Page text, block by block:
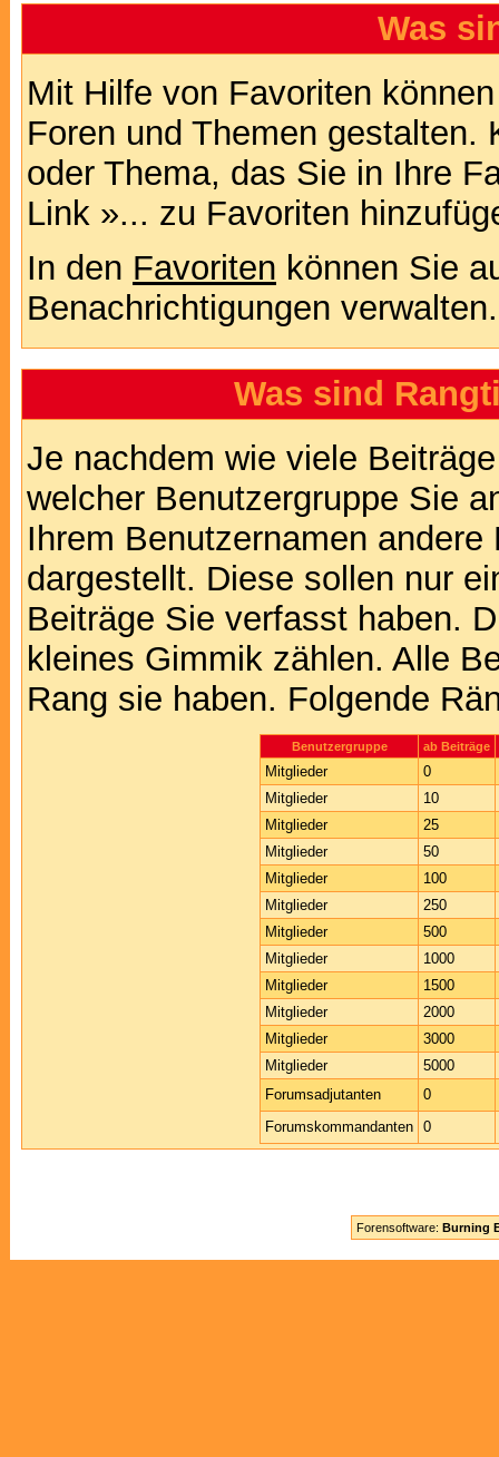
Was
Mit Hilfe von Favoriten
Foren und Themen
oder Thema, das Sie in Ihre
Link »... zu Favoriten
In den Favoriten können Sie
Benachrichtigungen verwalten.
Was sind
Je nachdem wie viele
welcher Benutzergruppe Sie
Ihrem Benutzernamen
dargestellt. Diese sollen nur
Beiträge Sie verfasst haben.
kleines Gimmik zählen. Alle
Rang sie haben. Folgende
Benutzergruppe ab Beiträge
Mitglieder
0
Mitglieder
10
Mitglieder
25
Mitglieder
50
Mitglieder
100
Mitglieder
250
Mitglieder
500
Mitglieder
1000
Mitglieder
1500
Mitglieder
2000
Mitglieder
3000
Mitglieder
5000
Forumsadjutanten
0
Forumskommandanten 0
Forensoftware: Burning